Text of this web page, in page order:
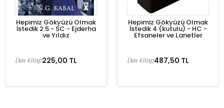
Hepimiz Gökyüzü Olmak
İstedik 2.5 - SC - Ejderha
ve Yıldız
225,00 TL
Dex Kitap
Hepimiz Gökyüzü Olmak
İstedik 4 (kutulu) - HC -
Efsaneler ve Lanetler
487,50 TL
Dex Kitap